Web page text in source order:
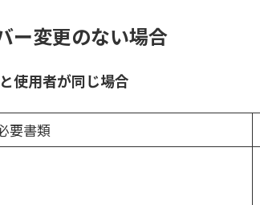
ー変更のない場合
使用者が同じ場合
要書類